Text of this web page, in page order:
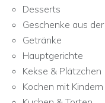
Desserts
Geschenke aus
Getränke
Hauptgerichte
Kekse & Plätzchen
Kochen mit Kindern